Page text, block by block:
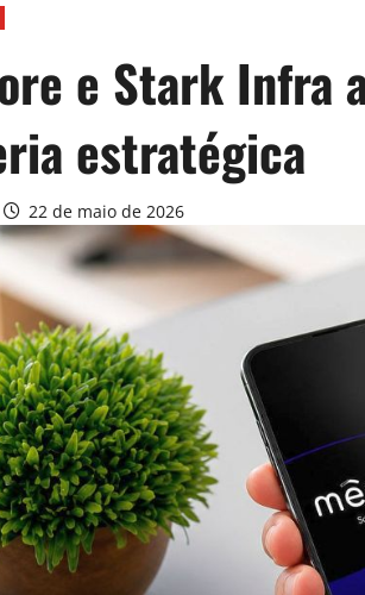
e Stark Infra
estratégica
22 de maio de 2026